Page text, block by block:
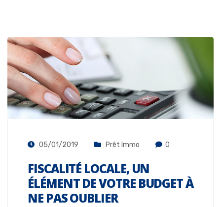
05/01/2019 Prêt Immo 0
FISCALITÉ LOCALE, UN
ÉLÉMENT DE VOTRE BUDGET À
NE PAS OUBLIER